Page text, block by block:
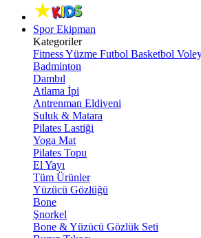
Spor Ekipman
Kategoriler
FitnessYüzme Futbol Basketbol
Badminton
Dambıl
Atlama İpi
Antrenman Eldiveni
Suluk & Matara
Pilates Lastiği
Yoga Mat
Pilates Topu
El Yayı
Tüm Ürünler
Yüzücü Gözlüğü
Bone
Şnorkel
Bone & Yüzücü Gözlük Seti